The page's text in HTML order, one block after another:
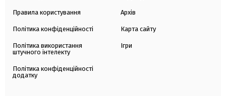
Правила користування
Політика конфіденційності
Політика використання
штучного інтелекту
Політика конфіденційності
додатку
Архів
Карта сайту
Ігри